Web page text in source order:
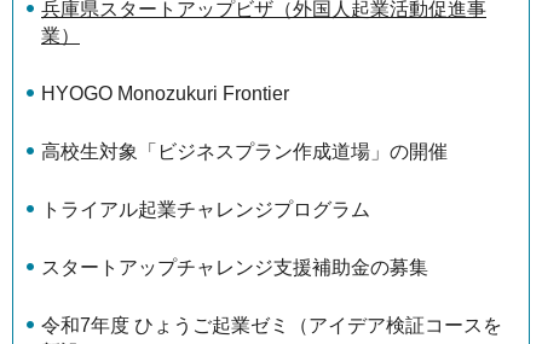
兵庫県スタートアップビザ（外国人起業活動促進事
業）
HYOGO Monozukuri Frontier
高校生対象「ビジネスプラン作成道場」の開催
トライアル起業チャレンジプログラム
スタートアップチャレンジ支援補助金の募集
令和7年度 ひょうご起業ゼミ（アイデア検証コースを